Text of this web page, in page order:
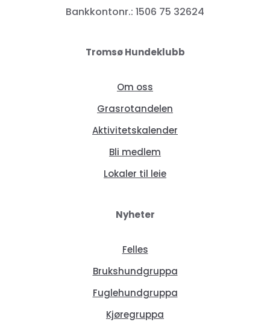
Bankkontonr.: 1506 75 32624
Tromsø Hundeklubb
Om oss
Grasrotandelen
Aktivitetskalender
Bli medlem
Lokaler til leie
Nyheter
Felles
Brukshundgruppa
Fuglehundgruppa
Kjøregruppa